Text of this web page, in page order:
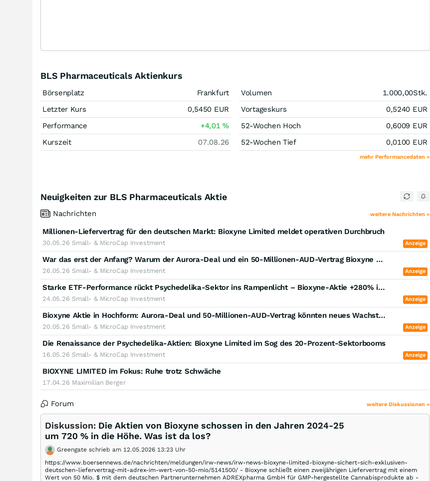
BLS Pharmaceuticals Aktienkurs
Börsenplatz
Frankfurt
Letzter Kurs
0,5450 EUR
Performance
+4,01%
Kurszeit
07.08.26
Volumen 1.000,00Stk.
Vortageskurs
0,5240 EUR
52-Wochen Hoch
0,6009 EUR
52-Wochen Tief
0,0100 EUR
mehr Performancedaten »
Neuigkeiten zur BLS Pharmaceuticals Aktie
Nachrichten weitere Nachrichten »
Millionen-Liefervertrag für den deutschen Markt: Bioxyne Limited meldet operativen Durchbruch
30.05.26 Small- & MicroCap Investment Anzeige
War das erst der Anfang? Warum der Aurora-Deal und ein 50-Millionen-AUD-Vertrag Bioxyne weiteren Schub geben könnten
26.05.26 Small- & MicroCap Investment Anzeige
Starke ETF-Performance rückt Psychedelika-Sektor ins Rampenlicht – Bioxyne-Aktie +280% in 12 Monaten, Definium im Fahrwasser wachsender Kapitalströme
24.05.26 Small- & MicroCap Investment Anzeige
Bioxyne Aktie in Hochform: Aurora-Deal und 50-Millionen-AUD-Vertrag könnten neues Wachstum entfachen
20.05.26 Small- & MicroCap Investment Anzeige
Die Renaissance der Psychedelika-Aktien: Bioxyne Limited im Sog des 20-Prozent-Sektorbooms
16.05.26 Small- & MicroCap Investment Anzeige
BIOXYNE LIMITED im Fokus: Ruhe trotz Schwäche
17.04.26 Maximilian Berger
Forum weitere Diskussionen »
Diskussion: Die Aktien von Bioxyne schossen in den Jahren 2024-25
um 720 % in die Höhe. Was ist da los?
Greengate schrieb am 12.05.2026 13:23 Uhr
https://www.boersennews.de/nachrichten/meldungen/irw-news/irw-news-bioxyne-limited-bioxyne-sichert-sich-exklusiven-
deutschen-liefervertrag-mit-adrex-im-wert-von-50-mio/5141500/ - Bioxyne schließt einen zweijährigen Liefervertrag mit einem
Wert von 50 Mio. $ mit dem deutschen Partnerunternehmen ADREXpharma GmbH für GMP-hergestellte Cannabisprodukte ab -